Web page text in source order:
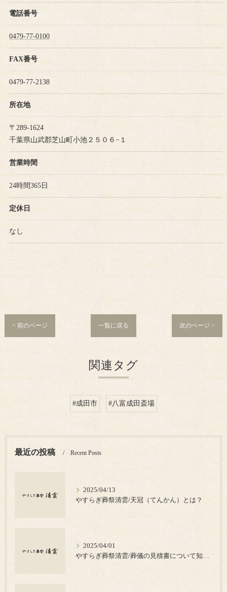
電話番号
0479-77-0100
FAX番号
0479-77-2138
所在地
〒289-1624
千葉県山武郡芝山町小池２５０６−１
営業時間
24時間365日
定休日
なし
< 前のページ 一覧に戻る 次のページ >
関連タグ
#成田市 #八富成田斎場
最近の投稿 Recent Posts
2025/04/13
やすらぎ葬祭清雲/天冠（てんかん）とは？
2025/04/01